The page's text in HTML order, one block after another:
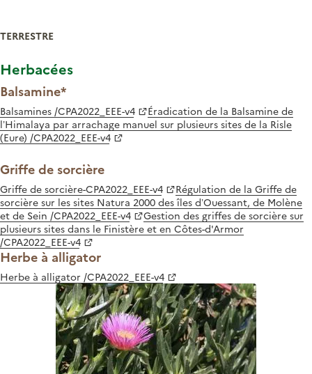
TERRESTRE
Herbacées
Balsamine*
Balsamines /CPA2022_EEE-v4
Éradication de la Balsamine de
l’Himalaya par arrachage manuel sur plusieurs sites de la Risle
(Eure) /CPA2022_EEE-v4
Griffe de sorcière
Griffe de sorcière-CPA2022_EEE-v4
Régulation de la Griffe de
sorcière sur les sites Natura 2000 des îles d’Ouessant, de Molène
et de Sein /CPA2022_EEE-v4
Gestion des griffes de sorcière sur
plusieurs sites dans le Finistère et en Côtes-d'Armor
/CPA2022_EEE-v4
Herbe à alligator
Herbe à alligator /CPA2022_EEE-v4